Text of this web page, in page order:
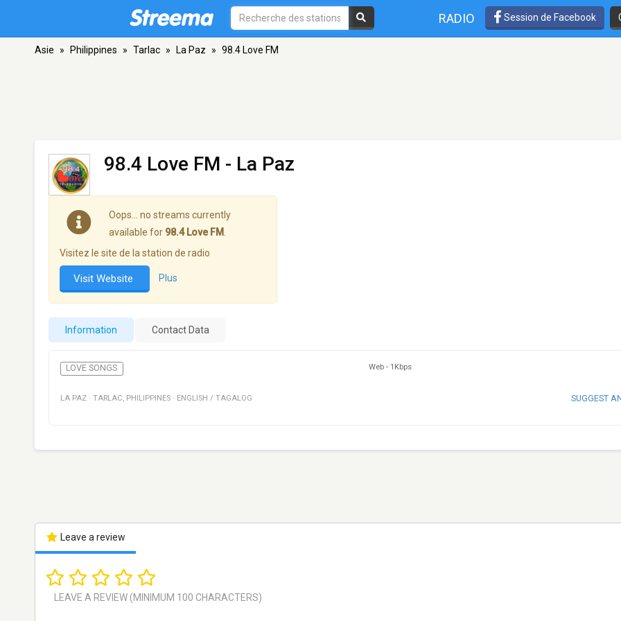
RADIO Session de Facebook
Asie » Philippines » Tarlac » La Paz » 98.4 Love FM
98.4 Love FM - La Paz
Oops… no streams currently
available for 98.4 Love FM
Visitez le site de la station de radio
Visit Website Plus
Information Contact Data
LOVE SONGS Web - 1Kbps
LA PAZ · TARLAC, PHILIPPINES · ENGLISH / TAGALOG SUGGEST
Leave a review